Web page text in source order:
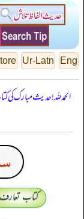
Eng
Ur-Latn
الحمدللہ! حدیث مبارک
کتاب تعارف